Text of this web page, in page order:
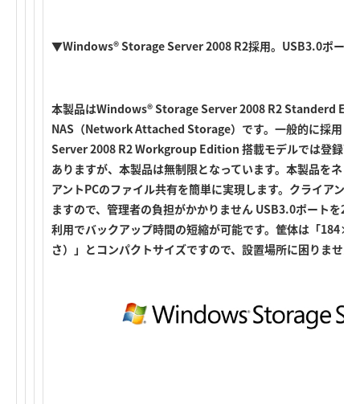
▼Windows® Storage Server 2008 R2採用。USB3.0ポート
本製品はWindows® Storage Server 2008 R2 Standerd
NAS（Network Attached Storage）です。一般的に採用
Server 2008 R2 Workgroup Edition 搭載モデルでは登録可
ありますが、本製品は無制限となっています。 本製品をネッ
アントPCのファイル共有を簡単に実現します。クライアン
ますので、管理者の負担がかかりません USB3.0ポートを2
利用でバックアップ時間の短縮が可能です。筐体は「
さ）」とコンパクトサイズですので、設置場所に困りません